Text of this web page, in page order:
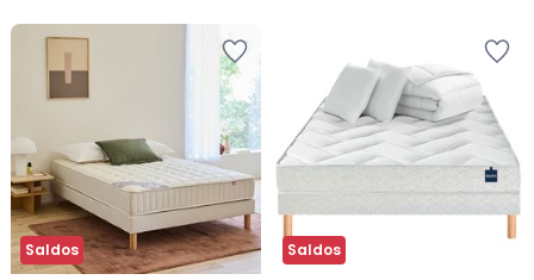
Saldos Saldos